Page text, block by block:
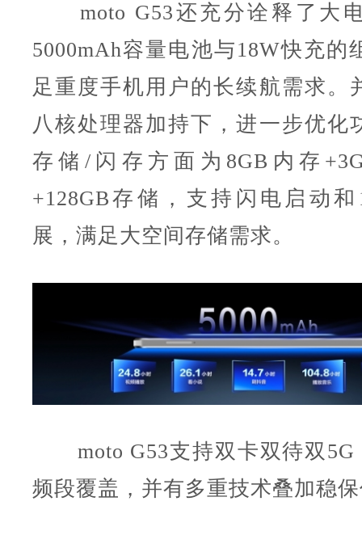
moto G53还充分诠释了大
5000mAh容量电池与18W快充的
足重度手机用户的长续航需求。
八核处理器加持下，进一步优化
存储/闪存方面为8GB内存
+128GB存储，支持闪电启动
展，满足大空间存储需求。
moto G53支持双卡双待双5G
频段覆盖，并有多重技术叠加稳